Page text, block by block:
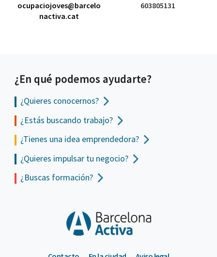
ocupaciojoves@barcelo
nactiva.cat
603805131
¿En qué podemos ayudarte?
¿Quieres conocernos?
¿Estás buscando trabajo?
¿Tienes una idea emprendedora?
¿Quieres impulsar tu negocio?
¿Buscas formación?